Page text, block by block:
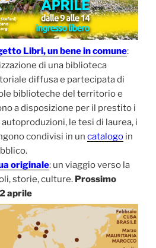
Libri, un bene in comune:
di una biblioteca
diffusa e partecipata di
biblioteche del territorio e
a disposizione per il prestito i
le tesi di laurea, i
condivisi in un catalogoin
originale: un viaggio verso la
storie, culture. Prossimo
aprile